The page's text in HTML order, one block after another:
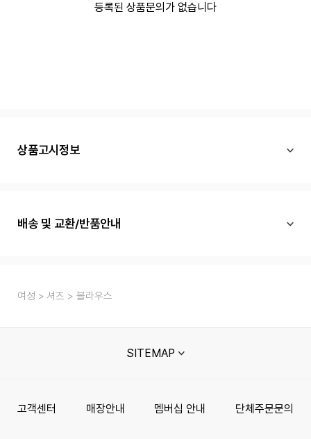
등록된 상품문의가 없습니다
상품고시정보
배송 및 교환/반품안내
여성 셔츠 블라우스
SITEMAP
고객센터 매장안내 멤버십 안내 단체주문문의